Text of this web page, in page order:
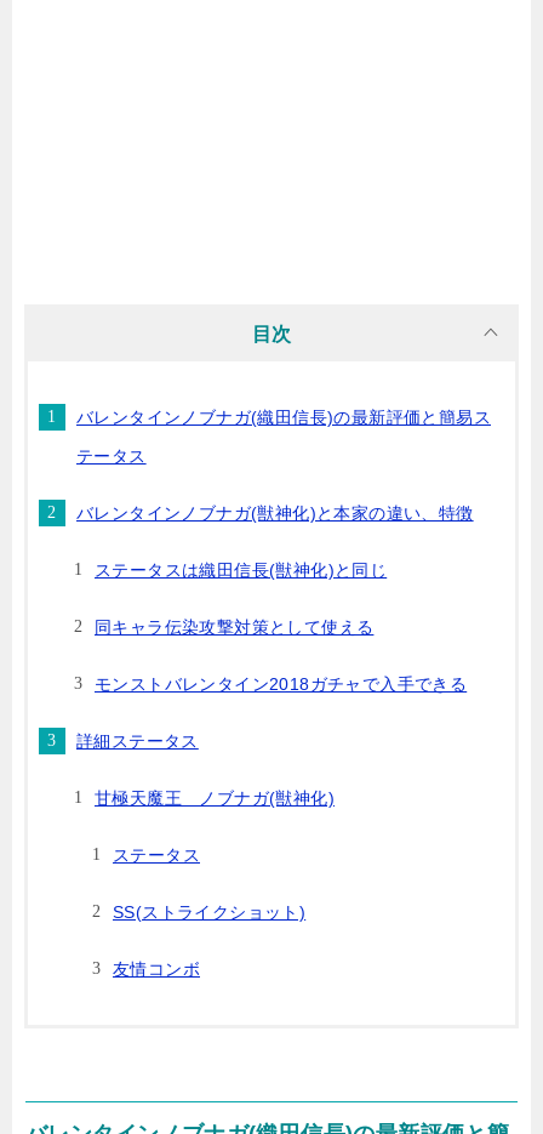
目次
バレンタインノブナガ(織田信長)の最新評価と簡易ス
テータス
バレンタインノブナガ(獣神化)と本家の違い、特徴
ステータスは織田信長(獣神化)と同じ
同キャラ伝染攻撃対策として使える
モンストバレンタイン2018ガチャで入手できる
詳細ステータス
甘極天魔王 ノブナガ(獣神化)
ステータス
SS(ストライクショット)
友情コンボ